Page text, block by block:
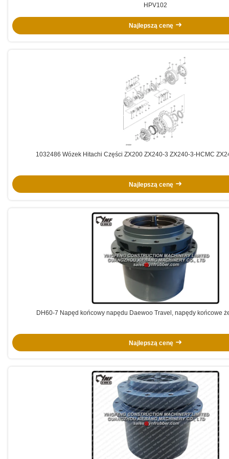
HPV102
Najlepszą cenę
1032486 Wózek Hitachi Części ZX200 ZX240-3 ZX240-3-HCMC
Najlepszą cenę
DH60-7 Napęd końcowy napędu Daewoo Travel, napędy końcowe
Najlepszą cenę